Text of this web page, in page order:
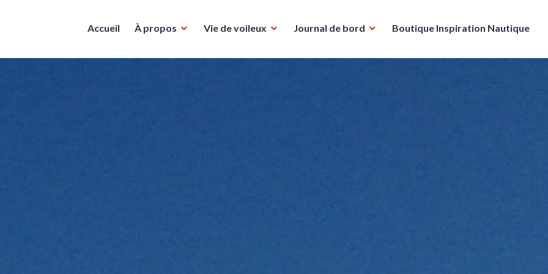
Accueil À propos Vie de voileux Journal de bord Boutique Inspiration Nautique